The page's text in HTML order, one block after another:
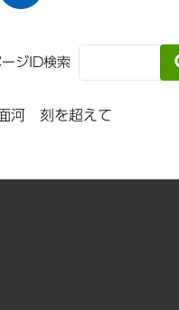
ジID検索
河 刻を超えて